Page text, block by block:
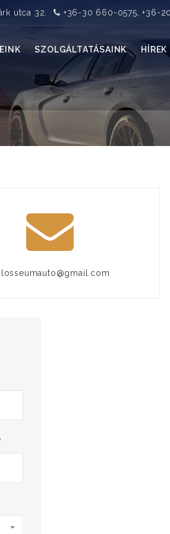
utca 32. +36-30 660-0575, +36-
SZOLGÁLTATÁSAINK HÍREK